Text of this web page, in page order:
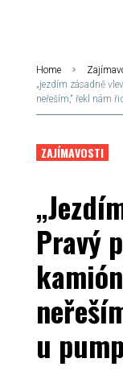
Home
„jezdím zásadně
neřeším,“ řekl nám
ZAJÍMAVOSTI
Pravý
u